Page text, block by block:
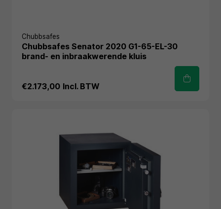
Chubbsafes
Chubbsafes Senator 2020 G1-65-EL-30
brand- en inbraakwerende kluis
€2.173,00 Incl. BTW